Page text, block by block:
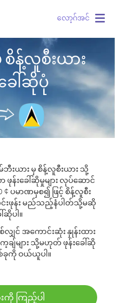
လော့ဂ်အင်
စိန့်လူစီးယား
ေါ်ဆိုပုံ
ဘီးယား မှ စိန့်လူစီးယား သို့
န်းခေါ်ဆိုမှုများ လုပ်ဆောင်
¢ ပမာဏမှစ၍ ဖြင့် စိန့်လူစီး
င်းဖုန်း မည်သည့်နံပါတ်သို့မဆို
ဆိုပါ။
ျှင် အကောင်းဆုံး နှုန်းထား
ချ်များ သို့မဟုတ် ဖုန်းခေါ်ဆို
ကို ဝယ်ယူပါ။
းကို ကြည့်ပါ